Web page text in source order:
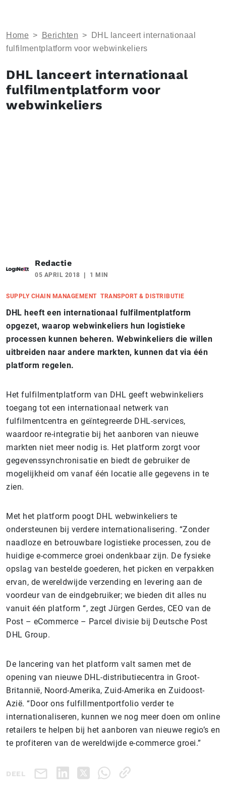
Home > Berichten >
DHL lanceert internationaal
fulfilmentplatform voor webwinkeliers
DHL lanceert internationaal
fulfilmentplatform voor
webwinkeliers
Redactie
05 APRIL 2018 1 MIN
SUPPLY CHAIN MANAGEMENT TRANSPORT & DISTRIBUTIE
DHL heeft een internationaal fulfilmentplatform
opgezet, waarop webwinkeliers hun logistieke
processen kunnen beheren. Webwinkeliers die willen
uitbreiden naar andere markten, kunnen dat via één
platform regelen.
Het fulfilmentplatform van DHL geeft webwinkeliers
toegang tot een internationaal netwerk van
fulfilmentcentra en geïntegreerde DHL-services,
waardoor re-integratie bij het aanboren van nieuwe
markten niet meer nodig is. Het platform zorgt voor
gegevenssynchronisatie en biedt de gebruiker de
mogelijkheid om vanaf één locatie alle gegevens in te
zien.
Met het platform poogt DHL webwinkeliers te
ondersteunen bij verdere internationalisering. “Zonder
naadloze en betrouwbare logistieke processen, zou de
huidige e-commerce groei ondenkbaar zijn. De fysieke
opslag van bestelde goederen, het picken en verpakken
ervan, de wereldwijde verzending en levering aan de
voordeur van de eindgebruiker; we bieden dit alles nu
vanuit één platform “, zegt Jürgen Gerdes, CEO van de
Post – eCommerce – Parcel divisie bij Deutsche Post
DHL Group.
De lancering van het platform valt samen met de
opening van nieuwe DHL-distributiecentra in Groot-
Britannië, Noord-Amerika, Zuid-Amerika en Zuidoost-
Azië. “Door ons fulfillmentportfolio verder te
internationaliseren, kunnen we nog meer doen om online
retailers te helpen bij het aanboren van nieuwe regio’s en
te profiteren van de wereldwijde e-commerce groei.”
DEEL